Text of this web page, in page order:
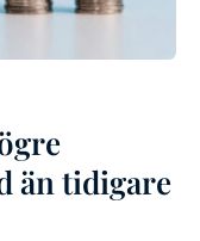
än tidigare